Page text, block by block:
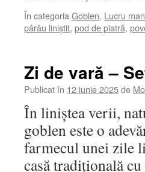
În categoria Goblen, Lucru
pârâu liniștit, pod de piatră,
Zi de vară –
Publicat în 12 iunie 2025de
În liniștea verii,
goblen este o
farmecul unei zile
casă tradițională